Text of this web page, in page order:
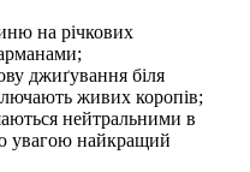
на річкових
джиґування біля
живих коропів;
нейтральними в
увагою найкращий